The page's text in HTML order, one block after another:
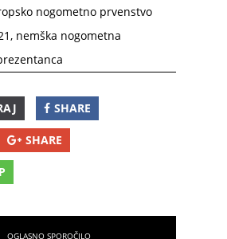
nogometno prvenstvo
, nemška nogometna
SHARE
SHARE